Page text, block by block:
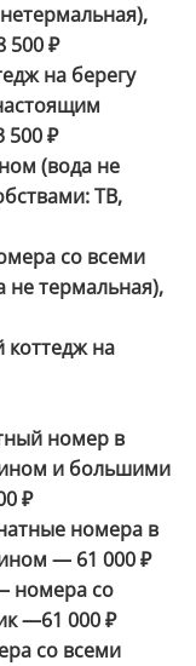
500 ₽
на берегу
500 ₽
(вода не
ТВ,
со всеми
не термальная),
на
номер в
и большими
₽
номера в
— 61 000 ₽
номера со
—61 000 ₽
со всеми